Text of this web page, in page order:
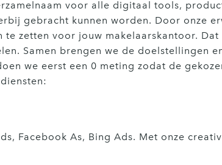
voor alle digitaal tools,
gebracht kunnen worden. Door onze
zetten voor jouw makelaarskantoor.
Samen brengen we de doelstellingen
we eerst een 0 meting zodat de
Facebook As, Bing Ads. Met onze